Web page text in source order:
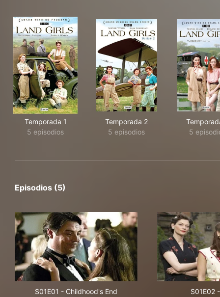
Temporada 1
5 episodios
Temporada 2
5 episodios
5
Episodios (5)
S01E01 - Childhood's End
S01E02 -